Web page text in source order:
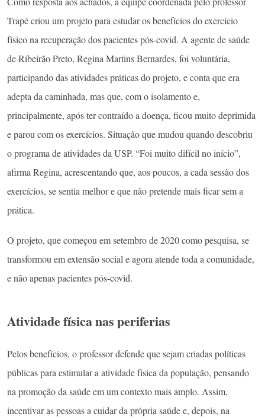
Trapé criou um projeto para estudar os benefícios do exercício
físico na recuperação dos pacientes pós-covid. A agente de saúde
de Ribeirão Preto, Regina Martins Bernardes, foi voluntária,
participando das atividades práticas do projeto, e conta que era
adepta da caminhada, mas que, com o isolamento e,
principalmente, após ter contraído a doença, ficou muito deprimida
e parou com os exercícios. Situação que mudou quando descobriu
o programa de atividades da USP. “Foi muito difícil no início”,
afirma Regina, acrescentando que, aos poucos, a cada sessão dos
exercícios, se sentia melhor e que não pretende mais ficar sem a
prática.
O projeto, que começou em setembro de 2020 como pesquisa, se
transformou em extensão social e agora atende toda a comunidade,
e não apenas pacientes pós-covid.
Atividade física nas periferias
Pelos benefícios, o professor defende que sejam criadas políticas
públicas para estimular a atividade física da população, pensando
na promoção da saúde em um contexto mais amplo. Assim,
incentivar as pessoas a cuidar da própria saúde e, depois, na